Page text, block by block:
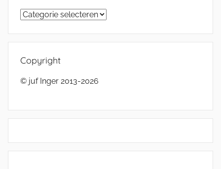
Categorieën
Copyright
© juf Inger 2013-2026